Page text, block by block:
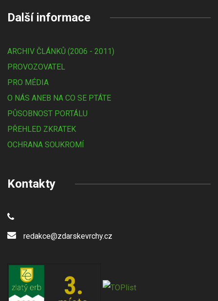
Další informace
ARCHIV ČLÁNKŮ (2006 - 2011)
PROVOZOVATEL
PRO MÉDIA
O NÁS ANEB NA CO SE PTÁTE
PŮSOBNOST PORTÁLU
PŘEHLED ZKRATEK
OCHRANA SOUKROMÍ
Kontakty
redakce@zdarskevrchy.cz